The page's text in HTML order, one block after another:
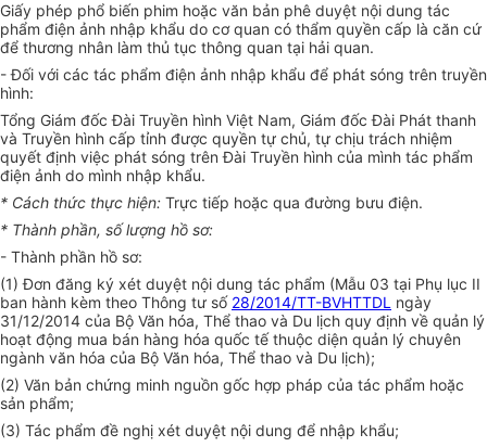
Giấy phép phổ biến phim hoặc văn bản phê duyệt nội dung tác
phẩm điện ảnh nhập khẩu do cơ quan có thẩm quyền cấp là căn cứ
để thương nhân làm thủ tục thông quan tại hải quan.
-Đối với các tác phẩm điện ảnh nhập khẩu để phát sóng trên truyền
hình:
Tổng Giám đốc Đài Truyền hình Việt Nam, Giám đốc Đài Phát thanh
và Truyền hình cấp tỉnh được quyền tự chủ, tự chịu trách nhiệm
quyết định việc phát sóng trên Đài Truyền hình của mình tác phẩm
điện ảnh do mình nhập khẩu.
* Cách thức thực hiện: Trực tiếp hoặc qua đường bưu điện.
* Thành phần, số lượng hồ sơ:
- Thành phần hồ sơ:
(1)Đơn đăng ký xét duyệt nội dung tác phẩm (Mẫu 03 tại Phụ lục II
ban hành kèm theo Thông tư số 28/2014/TT-BVHTTDL ngày
31/12/2014 của Bộ Văn hóa, Thể thao và Du lịch quy định về quản lý
hoạt động mua bán hàng hóa quốc tế thuộc diện quản lý chuyên
ngành văn hóa của Bộ Văn hóa, Thể thao và Du lịch);
(2) Văn bản chứng minh nguồn gốc hợp pháp của tác phẩm hoặc
sản phẩm;
(3) Tác phẩm đề nghị xét duyệt nội dung để nhập khẩu;